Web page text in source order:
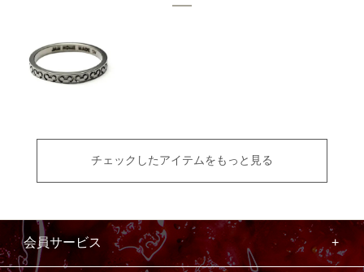
チェックしたアイテムをもっと見る
会員サービス